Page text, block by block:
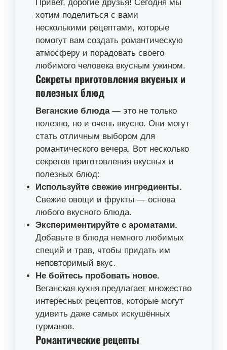
Привет, дорогие друзья! Сегодня мы
хотим поделиться с вами
несколькими рецептами, которые
помогут вам создать романтическую
атмосферу и порадовать своего
любимого человека вкусным ужином.
Секреты приготовления вкусных и
полезных блюд
Веганские блюда— это не только
полезно, но и очень вкусно. Они могут
стать отличным выбором для
романтического вечера. Вот несколько
секретов приготовления вкусных и
полезных блюд:
Используйте свежие ингредиенты.
Свежие овощи и фрукты — основа
любого вкусного блюда.
Экспериментируйте с ароматами.
Добавьте в блюда немного любимых
специй и трав, чтобы придать им
неповторимый вкус.
Не бойтесь пробовать новое.
Веганская кухня предлагает множество
интересных рецептов, которые могут
удивить даже самых искушённых
гурманов.
Романтические рецепты